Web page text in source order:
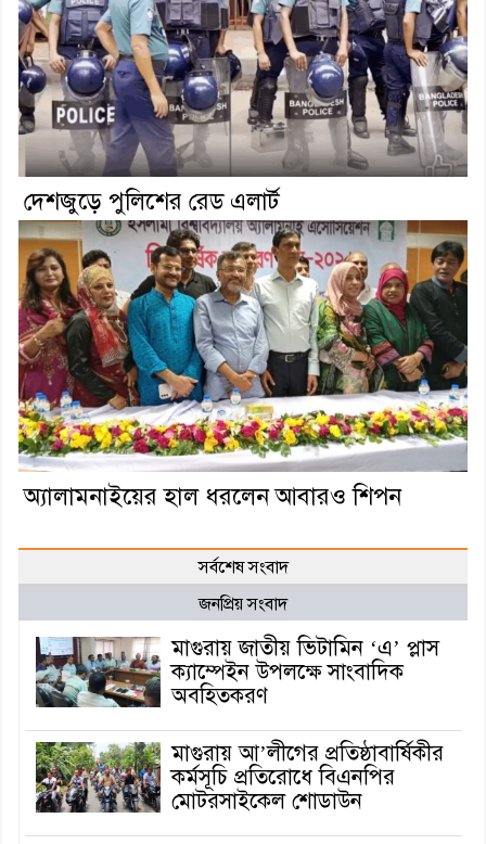
দেশজুড়ে পুলিশের রেড এলার্ট
অ্যালামনাইয়ের হাল ধরলেন আবারও শিপন
সর্বশেষ সংবাদ
জনপ্রিয় সংবাদ
মাগুরায় জাতীয় ভিটামিন ‘এ’ প্লাস
ক্যাম্পেইন উপলক্ষে সাংবাদিক
অবহিতকরণ
মাগুরায় আ’লীগের প্রতিষ্ঠাবার্ষিকীর
কর্মসূচি প্রতিরোধে বিএনপির
মোটরসাইকেল শোডাউন